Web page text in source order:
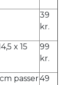
39
kr.
x 15
99
kr.
passer49